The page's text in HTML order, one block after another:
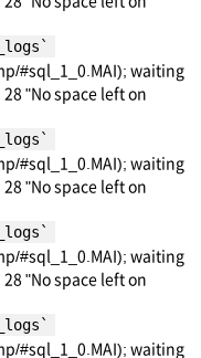
#sql_1_0.MAI); waiting
"No space left on
#sql_1_0.MAI); waiting
"No space left on
#sql_1_0.MAI); waiting
"No space left on
#sql_1_0.MAI); waiting